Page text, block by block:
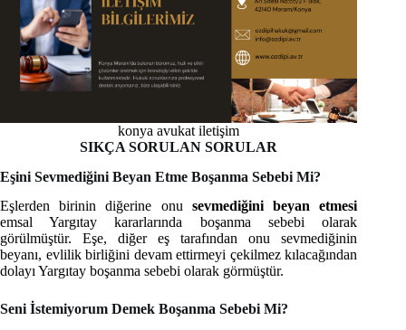
konya avukat iletişim
SIKÇA SORULAN SORULAR
Eşini Sevmediğini Beyan Etme Boşanma Sebebi Mi?
Eşlerden birinin diğerine onu sevmediğini beyan etmesi
emsal Yargıtay kararlarında boşanma sebebi olarak
görülmüştür. Eşe, diğer eş tarafından onu sevmediğinin
beyanı, evlilik birliğini devam ettirmeyi çekilmez kılacağından
dolayı Yargıtay boşanma sebebi olarak görmüştür.
Seni İstemiyorum Demek Boşanma Sebebi Mi?